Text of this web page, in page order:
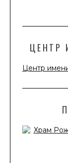
ЦЕНТР
Центр